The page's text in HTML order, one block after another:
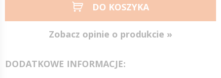
DO KOSZYKA
Zobacz opinie o produkcie »
DODATKOWE INFORMACJE: